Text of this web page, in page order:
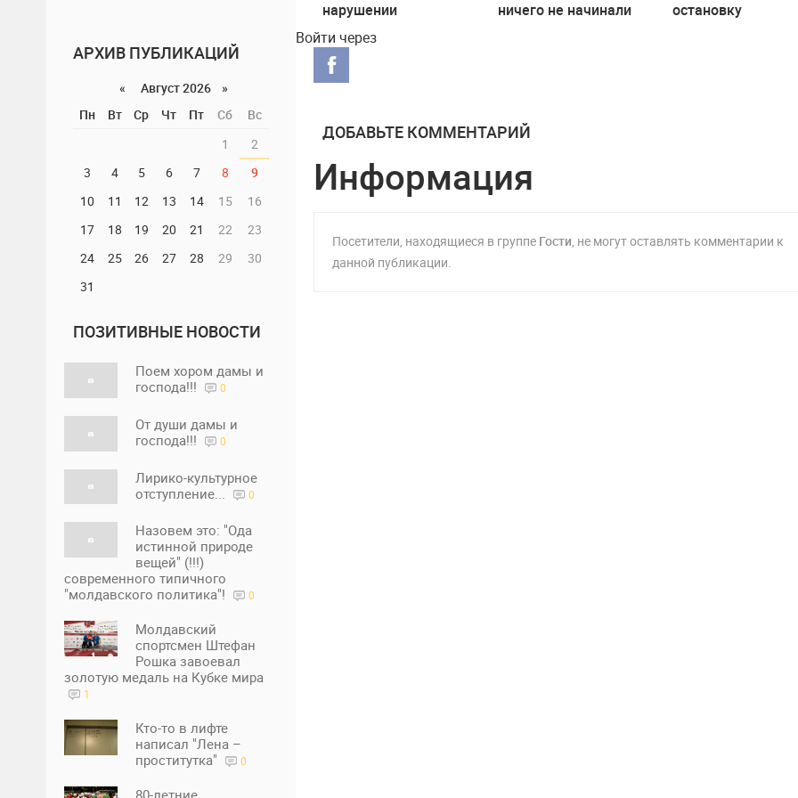
АРХИВ ПУБЛИКАЦИЙ
«
Август 2026 »
Пн
Вт Ср Чт Пт Сб
Вс
1
2
3
4 5 6 7 8
9
10
11 12 13 14 15
16
17
18 19 20 21 22
23
24
25 26 27 28 29
30
31
ПОЗИТИВНЫЕ НОВОСТИ
Поем хором дамы и
господа!!!
0
От души дамы и
господа!!!
0
Лирико-культурное
отступление...
0
Назовем это: "Ода
истинной природе
вещей" (!!!)
современного типичного
"молдавского политика"!
0
Молдавский
спортсмен Штефан
Рошка завоевал
золотую медаль на Кубке мира
1
Кто-то в лифте
написал "Лена –
проститутка"
0
нарушении
Евросоюза
ничего не начинали
остановку
Войти через
ДОБАВЬТЕ КОММЕНТАРИЙ
Информация
Посетители, находящиеся в группе Гости, не могут оставлять комментарии к
данной публикации.